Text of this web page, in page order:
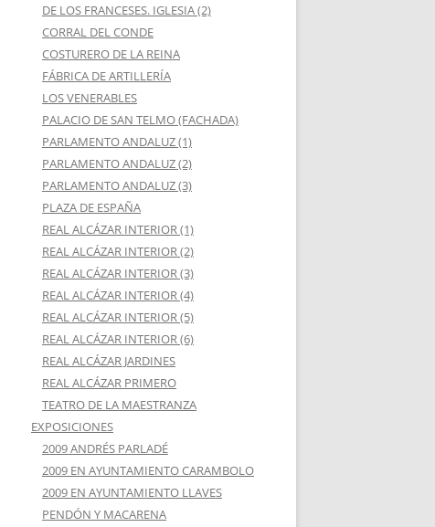
DE LOS FRANCESES. IGLESIA (2)
CORRAL DEL CONDE
COSTURERO DE LA REINA
FÁBRICA DE ARTILLERÍA
LOS VENERABLES
PALACIO DE SAN TELMO (FACHADA)
PARLAMENTO ANDALUZ (1)
PARLAMENTO ANDALUZ (2)
PARLAMENTO ANDALUZ (3)
PLAZA DE ESPAÑA
REAL ALCÁZAR INTERIOR (1)
REAL ALCÁZAR INTERIOR (2)
REAL ALCÁZAR INTERIOR (3)
REAL ALCÁZAR INTERIOR (4)
REAL ALCÁZAR INTERIOR (5)
REAL ALCÁZAR INTERIOR (6)
REAL ALCÁZAR JARDINES
REAL ALCÁZAR PRIMERO
TEATRO DE LA MAESTRANZA
EXPOSICIONES
2009 ANDRÉS PARLADÉ
2009 EN AYUNTAMIENTO CARAMBOLO
2009 EN AYUNTAMIENTO LLAVES
PENDÓN Y MACARENA